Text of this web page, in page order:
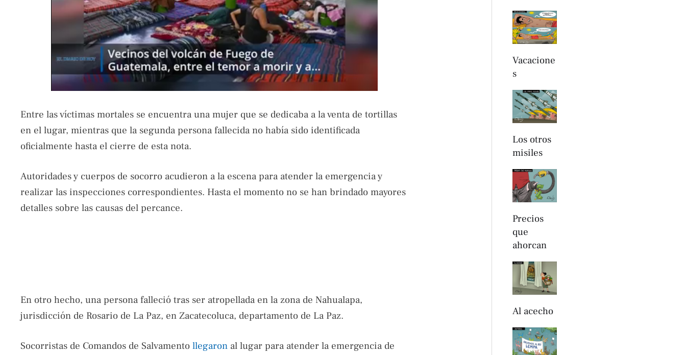
Entre las víctimas mortales se encuentra una mujer que se dedicaba a la venta de tortillas
en el lugar, mientras que la segunda persona fallecida no había sido identificada
oficialmente hasta el cierre de esta nota.
Autoridades y cuerpos de socorro acudieron a la escena para atender la emergencia y
realizar las inspecciones correspondientes. Hasta el momento no se han brindado mayores
detalles sobre las causas del percance.
En otro hecho, una persona falleció tras ser atropellada en la zona de Nahualapa,
jurisdicción de Rosario de La Paz, en Zacatecoluca, departamento de La Paz.
Socorristas de Comandos de Salvamento llegaron al lugar para atender la emergencia de
Vacacione
s
Los otros
misiles
Precios
que
ahorcan
Al acecho